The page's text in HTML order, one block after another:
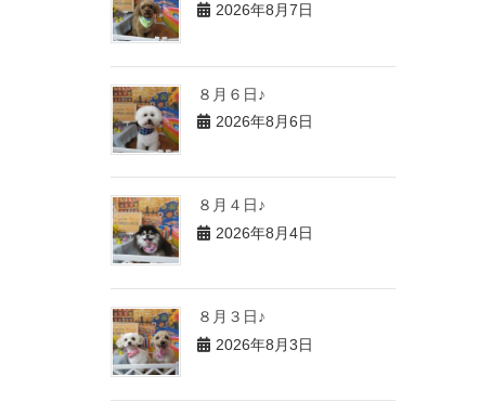
2026年8月7日
８月６日♪
2026年8月6日
８月４日♪
2026年8月4日
８月３日♪
2026年8月3日